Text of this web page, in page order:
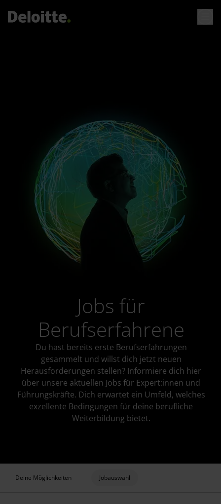
Jobs für
Berufserfahrene
Du hast bereits erste Berufserfahrungen
gesammelt und willst dich jetzt neuen
Herausforderungen stellen? Informiere dich hier
über unsere aktuellen Jobs für Expert:innen und
Führungskräfte. Dich erwartet ein Umfeld, welches
exzellente Bedingungen für deine berufliche
Weiterbildung bietet.
Deine Möglichkeiten Jobauswahl